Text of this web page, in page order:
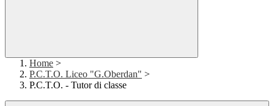
Home >
P.C.T.O. Liceo "G.Oberdan" >
P.C.T.O. - Tutor di classe